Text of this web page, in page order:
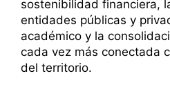
sostenibilidad financiera,
entidades públicas y
académico y la
cada vez más conectada
del territorio.